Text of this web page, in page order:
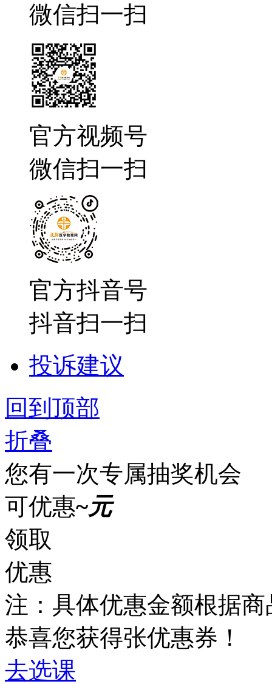
微信扫一扫
官方视频号
微信扫一扫
官方抖音号
抖音扫一扫
投诉建议
回到顶部
折叠
您有一次专属抽奖机会
可优惠~元
领取
优惠
注：具体优惠金额根据
恭喜您获得张优惠券！
去选课